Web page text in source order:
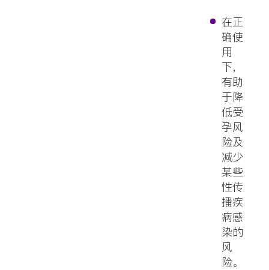
在正
确使
用
下，
有助
于降
低受
孕风
险及
减少
某些
性传
播疾
病感
染的
风
险。